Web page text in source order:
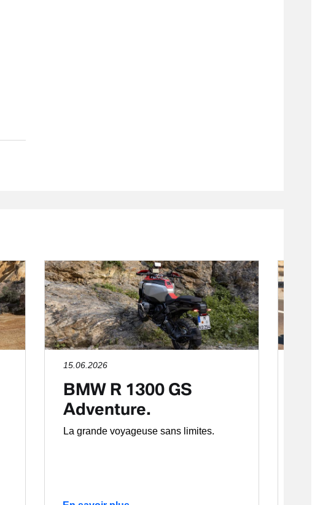
15.06.2026
BMW R 1300 GS
Adventure.
La grande voyageuse sans limites.